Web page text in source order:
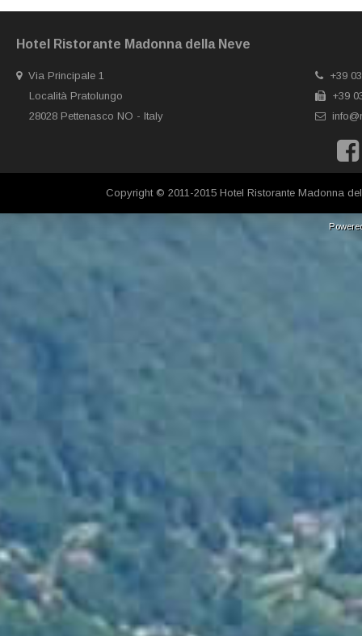
Hotel Ristorante Madonna della Neve
Via Principale 1
Località Pratolungo
28028 Pettenasco NO - Italy
+39
+39
Copyright © 2011-2015 Hotel Ristorante Madonna